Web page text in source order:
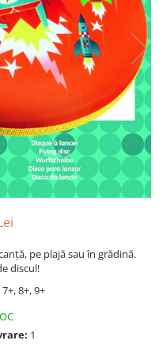
pe plajă sau în grădină.
discul!
8+, 9+
1